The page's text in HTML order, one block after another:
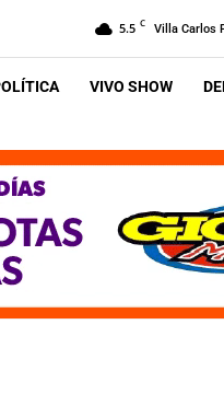
5.5 C Villa Carlos
VIVO SHOW